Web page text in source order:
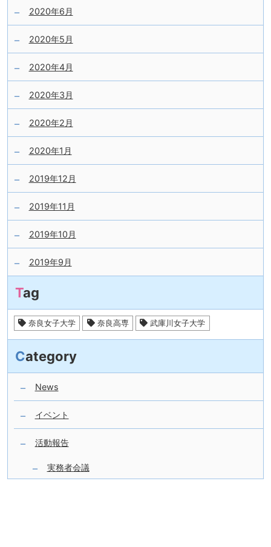
2020年6月
2020年5月
2020年4月
2020年3月
2020年2月
2020年1月
2019年12月
2019年11月
2019年10月
2019年9月
Tag
奈良女子大学 奈良高専 武庫川女子大学
Category
News
イベント
活動報告
実務者会議